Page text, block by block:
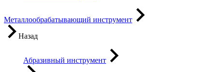
Металлообрабатывающий инструмент
Назад
Абразивный инструмент